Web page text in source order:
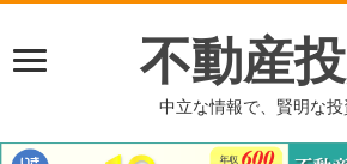
不動産
中立な情報で、賢明な投